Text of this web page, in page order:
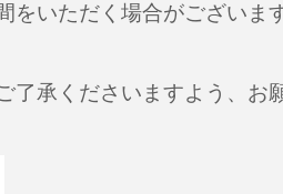
をいただく場合がございま
承くださいますよう、お